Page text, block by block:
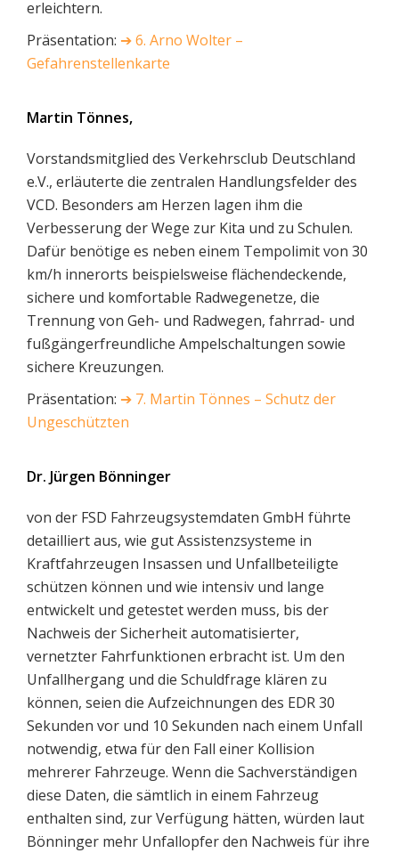
erleichtern.
Präsentation: ➔6. Arno Wolter –
Gefahrenstellenkarte
Martin Tönnes,
Vorstandsmitglied des Verkehrsclub Deutschland
e.V., erläuterte die zentralen Handlungsfelder des
VCD. Besonders am Herzen lagen ihm die
Verbesserung der Wege zur Kita und zu Schulen.
Dafür benötige es neben einem Tempolimit von 30
km/h innerorts beispielsweise flächendeckende,
sichere und komfortable Radwegenetze, die
Trennung von Geh- und Radwegen, fahrrad- und
fußgängerfreundliche Ampelschaltungen sowie
sichere Kreuzungen.
Präsentation: ➔ 7. Martin Tönnes – Schutz der
Ungeschützten
Dr. Jürgen Bönninger
von der FSD Fahrzeugsystemdaten GmbH führte
detailliert aus, wie gut Assistenzsysteme in
Kraftfahrzeugen Insassen und Unfallbeteiligte
schützen können und wie intensiv und lange
entwickelt und getestet werden muss, bis der
Nachweis der Sicherheit automatisierter,
vernetzter Fahrfunktionen erbracht ist. Um den
Unfallhergang und die Schuldfrage klären zu
können, seien die Aufzeichnungen des EDR 30
Sekunden vor und 10 Sekunden nach einem Unfall
notwendig, etwa für den Fall einer Kollision
mehrerer Fahrzeuge. Wenn die Sachverständigen
diese Daten, die sämtlich in einem Fahrzeug
enthalten sind, zur Verfügung hätten, würden laut
Bönninger mehr Unfallopfer den Nachweis für ihre